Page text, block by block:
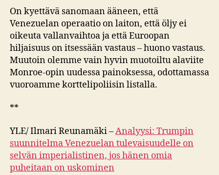
On kyettävä sanomaan ääneen, että
Venezuelan operaatio on laiton, että öljy ei
oikeuta vallanvaihtoa ja että Euroopan
hiljaisuus on itsessään vastaus – huono vastaus.
Muutoin olemme vain hyvin muotoiltu alaviite
Monroe‑opin uudessa painoksessa, odottamassa
vuoroamme korttelipoliisin listalla.
**
YLE/ Ilmari Reunamäki –Analyysi: Trumpin
suunnitelma Venezuelan tulevaisuudelle on
selvän imperialistinen, jos hänen omia
puheitaan on uskominen